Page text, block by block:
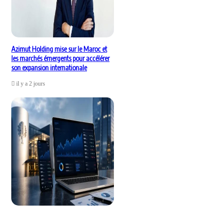
Azimut Holding mise sur le Maroc et
les marchés émergents pour accélérer
son expansion internationale
il y a 2 jours